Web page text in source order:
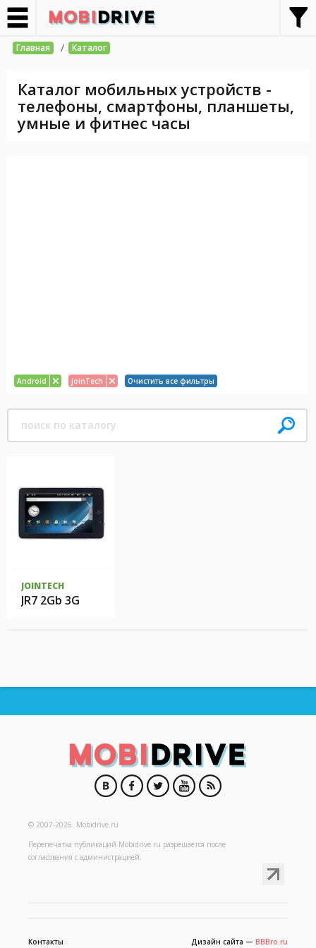
Главная / Каталог
Каталог мобильных устройств -
телефоны, смартфоны, планшеты,
умные и фитнес часы
Android joinTech Очистить все фильтры
JOINTECH
JR7 2Gb 3G
© 2007-2026. Mobidrive.ru
Перепечатка публикаций Mobidrive.ru разрешается после
согласования с администрацией.
Дизайн сайта — BBBro.ru
Контакты